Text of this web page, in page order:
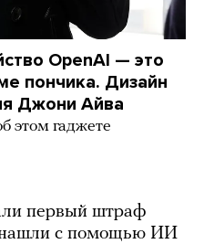
OpenAI — это
пончика. Дизайн
Джони Айва
этом гаджете
первый штраф
нашли с помощью ИИ